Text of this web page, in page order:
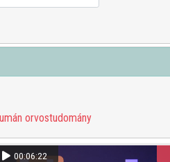
orvostudomány
00:06:22